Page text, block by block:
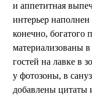
и аппетитная
интерьер наполнен
конечно, богатого
материализованы в
гостей на лавке в
у фотозоны, в
добавлены цитаты